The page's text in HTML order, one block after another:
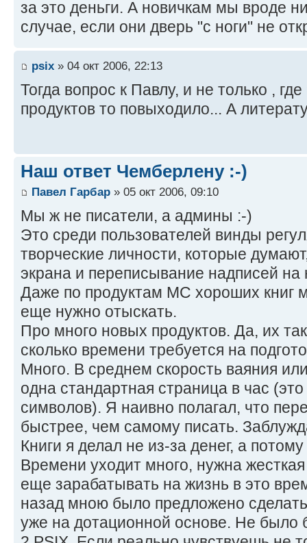
за это деньги. А новичкам мы вроде
случае, если они дверь "с ноги" не
psix » 04 окт 2006, 22:13
Тогда вопрос к Павлу, и не только ,
продуктов то повыходило... А
Наш ответ Чемберлену :-)
Павел Гарбар » 05 окт 2006, 09:10
Мы ж не писатели, а админы :-)
Это среди пользователей винды
творческие личности, которые
экрана и переписывание надписей на
Даже по продуктам МС хороших книг
еще нужно отыскать.
Про много новых продуктов. Да, их
сколько времени требуется на
Много. В среднем скорость ваяния
одна стандартная страница в час
символов). Я наивно полагал, что
быстрее, чем самому писать.
Книги я делал не из-за денег, а
Времени уходит много, нужна
еще зарабатывать на жизнь в это
назад мною было предложено
уже на дотационной основе. Не было